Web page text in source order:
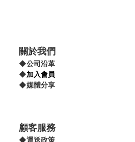
關於我們
◆公司沿革
◆加入會員
◆媒體分享
顧客服務
◆運送政策